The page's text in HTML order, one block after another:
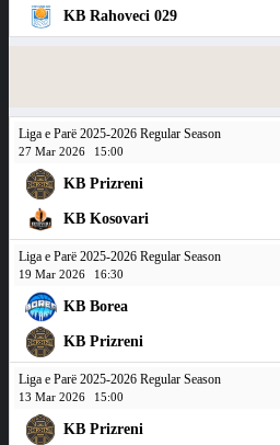
KB Rahoveci 029
Liga e Parë 2025-2026 Regular Season
27 Mar 2026 15:00
KB Prizreni
KB Kosovari
Liga e Parë 2025-2026 Regular Season
19 Mar 2026 16:30
KB Borea
KB Prizreni
Liga e Parë 2025-2026 Regular Season
13 Mar 2026 15:00
KB Prizreni